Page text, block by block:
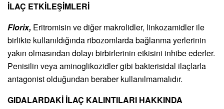
İLAÇ ETKİLEŞİMLERİ
Florix, Eritromisin ve diğer makrolidler, linkozamidler ile
birlikte kullanıldığında ribozomlarda bağlanma yerlerinin
yakın olmasından dolayı birbirlerinin etkisini inhibe ederler.
Penisilin veya aminoglikozidler gibi bakterisidal ilaçlarla
antagonist olduğundan beraber kullanılmamalıdır.
GIDALARDAKİ İLAÇ KALINTILARI HAKKINDA